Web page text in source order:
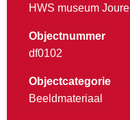
HWS museum Joure
Objectnummer
df0102
Objectcategorie
Beeldmateriaal